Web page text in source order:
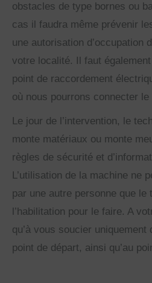
obstacles de type bornes ou
cas il faudra même prévenir
une autorisation d’occupation
votre localité. Il faut
point de raccordement
où nous pourrons connecter
Le jour de l’intervention, le
monte matériaux ou monte
règles de sécurité et
L’utilisation de la machine ne
par une autre personne que le
l’habilitation pour le faire. A
qu’à vous soucier uniquement
point de départ, ainsi qu’au